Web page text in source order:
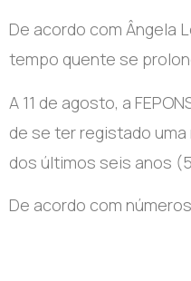
De acordo com Ângela
tempo quente se
A 11 de agosto, a
de se ter registado
dos últimos seis anos
De acordo com